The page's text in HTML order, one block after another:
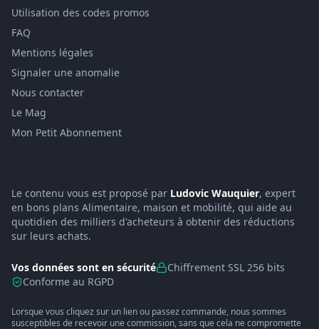
Utilisation des codes promos
FAQ
Mentions légales
Signaler une anomalie
Nous contacter
Le Mag
Mon Petit Abonnement
Le contenu vous est proposé par Ludovic Wauquier, expert
en bons plans Alimentaire, maison et mobilité, qui aide au
quotidien des milliers d'acheteurs à obtenir des réductions
sur leurs achats.
Vos données sont en sécurité
Chiffrement SSL 256 bits
Conforme au RGPD
Lorsque vous cliquez sur un lien ou passez commande, nous sommes
susceptibles de recevoir une commission, sans que cela ne compromette